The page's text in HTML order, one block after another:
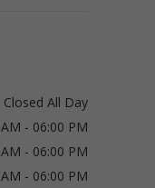
Closed All Day
- 06:00 PM
- 06:00 PM
- 06:00 PM